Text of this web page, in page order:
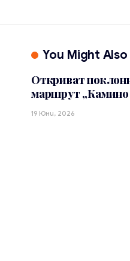
You Might
Откриват
маршрут
19 Юни, 2026